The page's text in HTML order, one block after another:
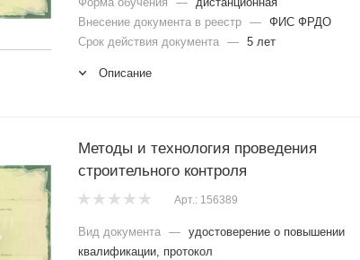
Внесение документа в реестр — ФИС ФРДО
Срок действия документа — 5 лет
Описание
Методы и технология проведения
строительного контроля
Арт.: 156389
Вид документа — удостоверение о повышении
квалификации, протокол